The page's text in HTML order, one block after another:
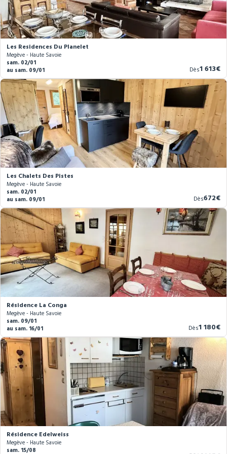
Les Residences Du Planelet
Megève - Haute Savoie
sam. 02/01
au sam. 09/01
Dès
prix
1 613€
Les Chalets Des Pistes
Megève - Haute Savoie
sam. 02/01
au sam. 09/01
Dès
prix
672€
Résidence La Conga
Megève - Haute Savoie
sam. 09/01
au sam. 16/01
Dès
prix
1 180€
Résidence Edelweiss
Megève - Haute Savoie
sam. 15/08